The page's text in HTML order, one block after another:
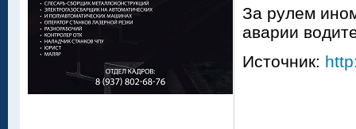
За рулем
аварии
Источник: